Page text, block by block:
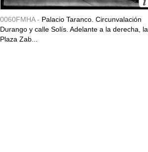
0060FMHA - Palacio Taranco. Circunvalación
Durango y calle Solís. Adelante a la derecha, la
Plaza Zab...